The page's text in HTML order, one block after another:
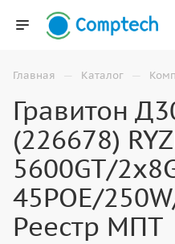
Главная — Каталог —
Гравитон
(226678)
5600GT/
45POE/
Реестр МПТ